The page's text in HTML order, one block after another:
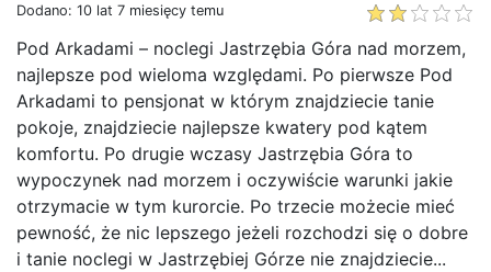
Dodano: 10 lat 7 miesięcy temu
Pod Arkadami – noclegi Jastrzębia Góra nad morzem,
najlepsze pod wieloma względami. Po pierwsze Pod
Arkadami to pensjonat w którym znajdziecie tanie
pokoje, znajdziecie najlepsze kwatery pod kątem
komfortu. Po drugie wczasy Jastrzębia Góra to
wypoczynek nad morzem i oczywiście warunki jakie
otrzymacie w tym kurorcie. Po trzecie możecie mieć
pewność, że nic lepszego jeżeli rozchodzi się o dobre
i tanie noclegi w Jastrzębiej Górze nie znajdziecie...